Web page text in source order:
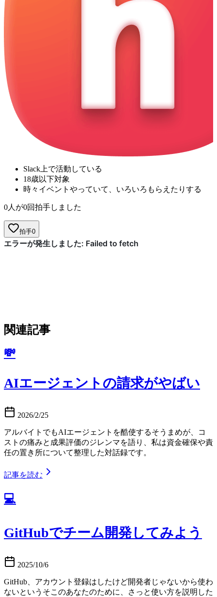
Slack上で活動している
18歳以下対象
時々イベントやっていて、いろいろもらえたりする
0人が0回拍手しました
拍手0
関連記事
💸
AIエージェントの請求がやばい
2026/2/25
アルバイトでもAIエージェントを酷使するそうまめが、コ
ストの痛みと成果評価のジレンマを語り、私は資金確保や責
任の置き所について整理した対話録です。
記事を読む
💻
GitHubでチーム開発してみよう
2025/10/6
GitHub、アカウント登録はしたけど開発者じゃないから使わ
ないというそこのあなたのために、さっと使い方を説明した